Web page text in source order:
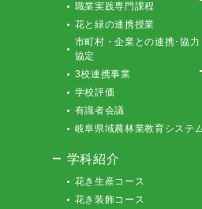
職業実践専門課程
花と緑の連携授業
市町村・企業との連携･協力
協定
3校連携事業
学校評価
有識者会議
岐阜県域農林業教育システ
学科紹介
花き生産コース
花き装飾コース